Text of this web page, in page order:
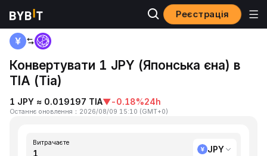
Реєстрація
Головна
Конвертувати 1 JPY (Японська єна) в
TIA (Tia)
1 JPY ≈ 0.019197 TIA▼-0.18%24h
Останнє оновлення ： 2026/08/09 15:10 (GMT+0)
Витрачаєте
JPY